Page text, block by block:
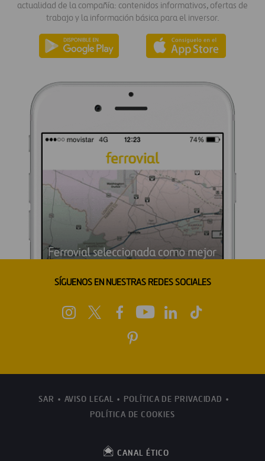
actualidad de la compañía: contenidos informativos, ofertas de
trabajo y la información básica para el inversor.
SÍGUENOS EN NUESTRAS REDES SOCIALES
SAR AVISO LEGAL
POLÍTICA DE PRIVACIDAD
POLÍTICA DE COOKIES
CANAL ÉTICO